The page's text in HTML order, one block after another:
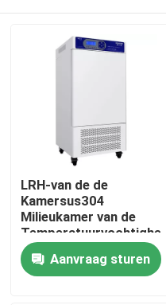
Thuis
Over ons
LRH-van de de
Kamersus304
Milieukamer van de
Temperatuurvochtigheid
de Controle van de de
Temperatuurvochtigheid
Aanvraag sturen